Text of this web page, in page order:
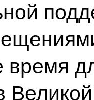
время